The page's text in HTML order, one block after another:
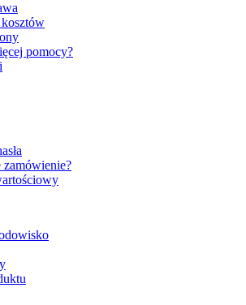
pomocy?
zamówienie?